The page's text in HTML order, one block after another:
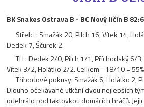
BK Snakes Ostrava B - BC Nový Jičín B
Střelci : Smažák 20, Pilch 16, Vítek 14,
Dedek 7, Ščurek 2.
TH : Dedek 2/0, Pilch 1/1, Příchodský 6/
Vítek 3/2, Holátko 2/2. Celkem - 18/10 = 55%
Tříbodové pokusy: Smažák 6, Holátko 2,
Dlouho očekávané utkání dvou nejlepších
odehrálo pod taktovkou domácích hráčů.